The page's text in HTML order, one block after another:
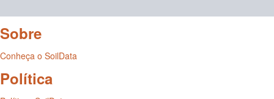
Sobre
Conheça o SoilData
Política